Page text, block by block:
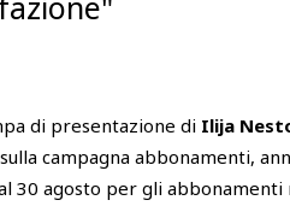
di presentazione di Ilija
campagna abbonamenti,
30 agosto per gli